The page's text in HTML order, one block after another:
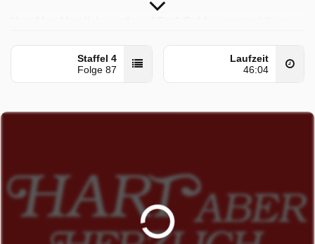
am Donnerstag 27 März 2025 gepostet.
Staffel 4
Folge 87
Laufzeit
46:04